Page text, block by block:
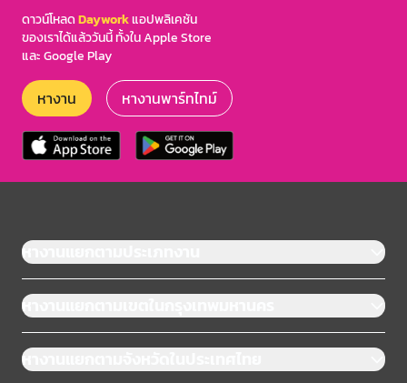
ดาวน์โหลดDayworkแอปพลิเคชัน
ของเราได้แล้ววันนี้ ทั้งใน Apple Store
และ Google Play
หางาน หางานพาร์ทไทม์
หางานแยกตามประเภทงาน
หางานแยกตามเขตในกรุงเทพมหานคร
หางานแยกตามจังหวัดในประเทศไทย